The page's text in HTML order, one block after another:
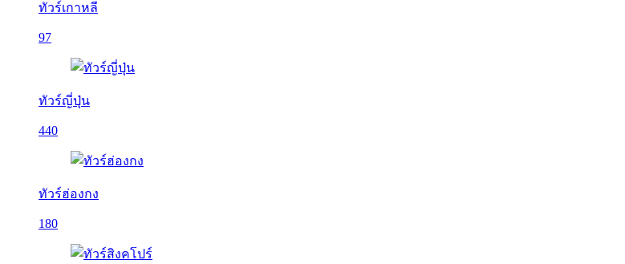
ทัวร์เกาหลี
97
ทัวร์ญี่ปุ่น
440
ทัวร์ฮ่องกง
180